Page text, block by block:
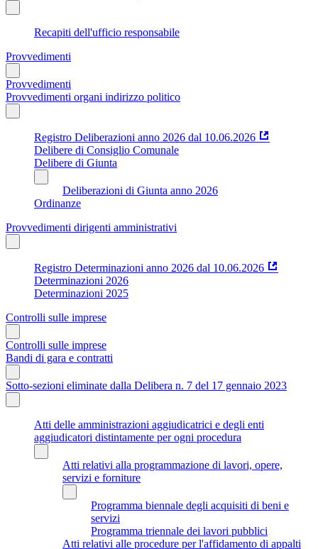
Recapiti dell'ufficio responsabile
Provvedimenti
Provvedimenti
Provvedimenti organi indirizzo politico
Registro Deliberazioni anno 2026 dal 10.06.2026
Delibere di Consiglio Comunale
Delibere di Giunta
Deliberazioni di Giunta anno 2026
Ordinanze
Provvedimenti dirigenti amministrativi
Registro Determinazioni anno 2026 dal 10.06.2026
Determinazioni 2026
Determinazioni 2025
Controlli sulle imprese
Controlli sulle imprese
Bandi di gara e contratti
Sotto-sezioni eliminate dalla Delibera n. 7 del 17 gennaio 2023
Atti delle amministrazioni aggiudicatrici e degli enti
aggiudicatori distintamente per ogni procedura
Atti relativi alla programmazione di lavori, opere,
servizi e forniture
Programma biennale degli acquisiti di beni e
servizi
Programma triennale dei lavori pubblici
Atti relativi alle procedure per l'affidamento di appalti